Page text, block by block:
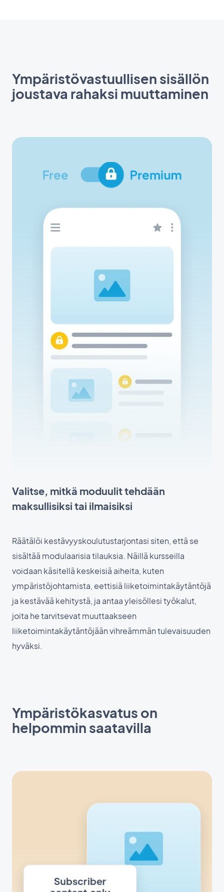
Ympäristövastuullisen sisällön
joustava rahaksi muuttaminen
Valitse, mitkä moduulit tehdään
maksullisiksi tai ilmaisiksi
Räätälöi kestävyyskoulutustarjontasi siten, että se
sisältää modulaarisia tilauksia. Näillä kursseilla
voidaan käsitellä keskeisiä aiheita, kuten
ympäristöjohtamista, eettisiä liiketoimintakäytäntöjä
ja kestävää kehitystä, ja antaa yleisöllesi työkalut,
joita he tarvitsevat muuttaakseen
liiketoimintakäytäntöjään vihreämmän tulevaisuuden
hyväksi.
Ympäristökasvatus on
helpommin saatavilla